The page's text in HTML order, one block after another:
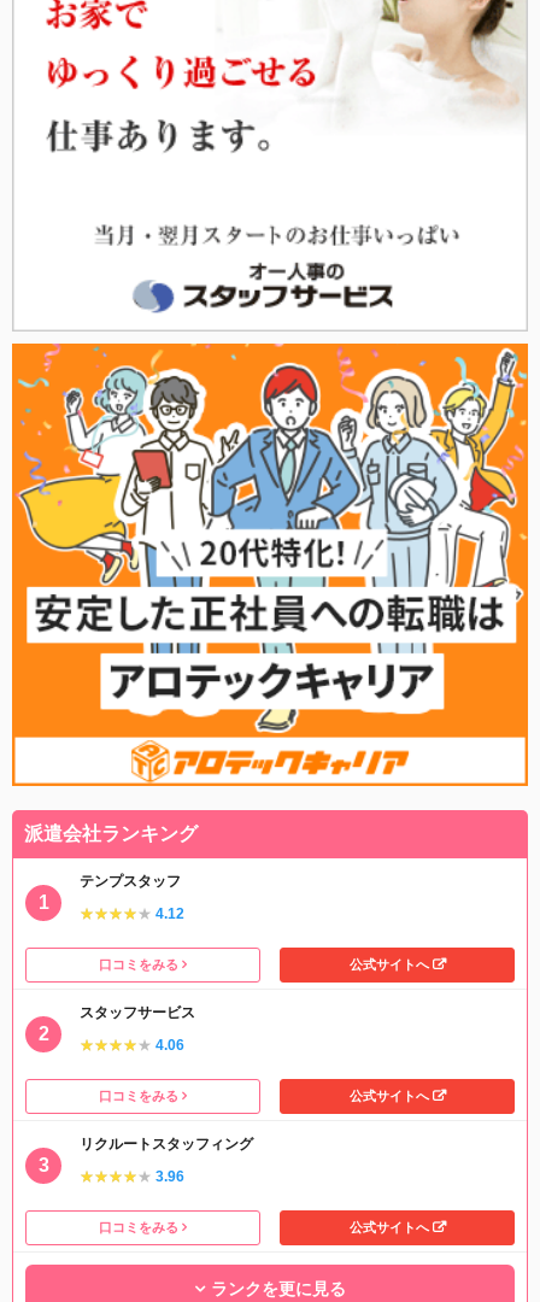
派遣会社ランキング
テンプスタッフ
★★★★★
★★★★★ 4.12
口コミをみる 公式サイトへ
スタッフサービス
★★★★★
★★★★★ 4.06
口コミをみる 公式サイトへ
リクルートスタッフィング
★★★★★
★★★★★ 3.96
口コミをみる 公式サイトへ
ランクを更に見る